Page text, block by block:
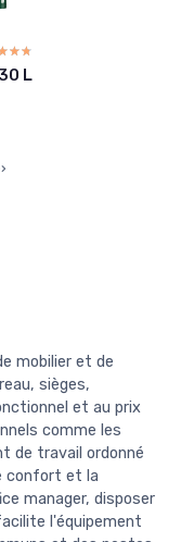
L
mobilier et de
sièges,
et au prix
comme les
de travail ordonné
confort et la
manager, disposer
l'équipement